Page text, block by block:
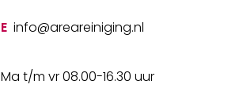
E info@areareiniging.nl
Ma t/m vr 08.00-16.30 uur